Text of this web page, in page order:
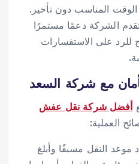
المناسب دون تأخير.
الشركة دعمًا مستمرًا
للرد على الاستفسارات
مع شركة السعد
أفضل شركة نقل عفش
العملية:
موعد النقل مسبقًا وأبلغ